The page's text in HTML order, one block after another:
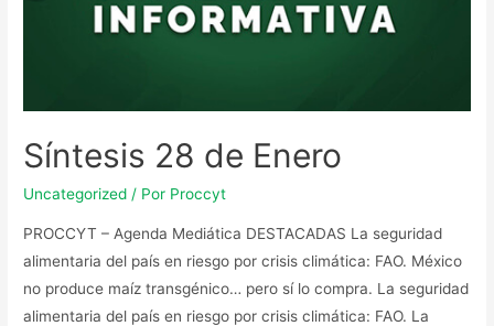
Síntesis 28 de Enero
Uncategorized / Por Proccyt
PROCCYT – Agenda Mediática DESTACADAS La seguridad
alimentaria del país en riesgo por crisis climática: FAO. México
no produce maíz transgénico… pero sí lo compra. La seguridad
alimentaria del país en riesgo por crisis climática: FAO. La